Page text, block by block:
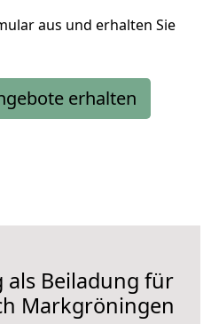
aus und erhalten Sie
erhalten
als Beiladung für
Markgröningen